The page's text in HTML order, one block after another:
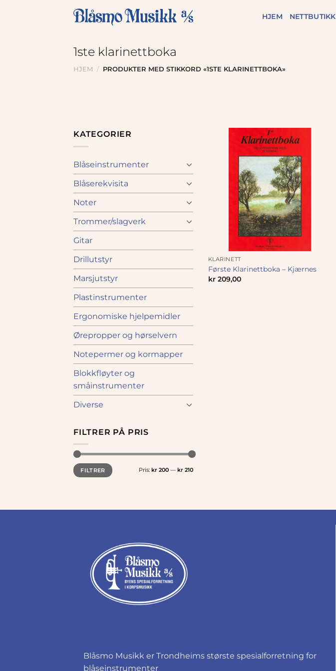
HJEM NETTBUTIKK
1ste klarinettboka
HJEM / PRODUKTER MED STIKKORD «1STE KLARINETTBOKA»
KATEGORIER
Blåseinstrumenter
Blåserekvisita
Noter
Trommer/slagverk
Gitar
Drillutstyr
Marsjutstyr
Plastinstrumenter
Ergonomiske hjelpemidler
Ørepropper og hørselvern
Notepermer og kormapper
Blokkfløyter og
småinstrumenter
Diverse
FILTRER PÅ PRIS
Min.
pris
Makspris
FILTRER Pris: kr 200 — kr 210
KLARINETT
Første Klarinettboka – Kjærnes
kr209,00
Blåsmo Musikk er Trondheims største spesialforretning for
blåseinstrumenter